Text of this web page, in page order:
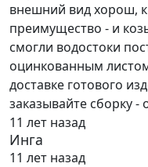
внешний вид хорош,
преимущество - и
смогли водостоки
оцинкованным
доставке готового
заказывайте сборку -
11 лет назад
Инга
11 лет назад